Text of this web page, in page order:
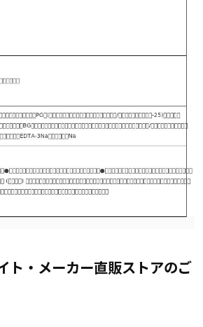
ト・メーカー直販ストアのご